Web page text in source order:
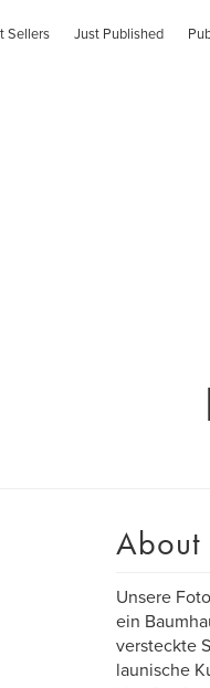
Sellers Just Published
About
Unsere
ein
versteckte
launische